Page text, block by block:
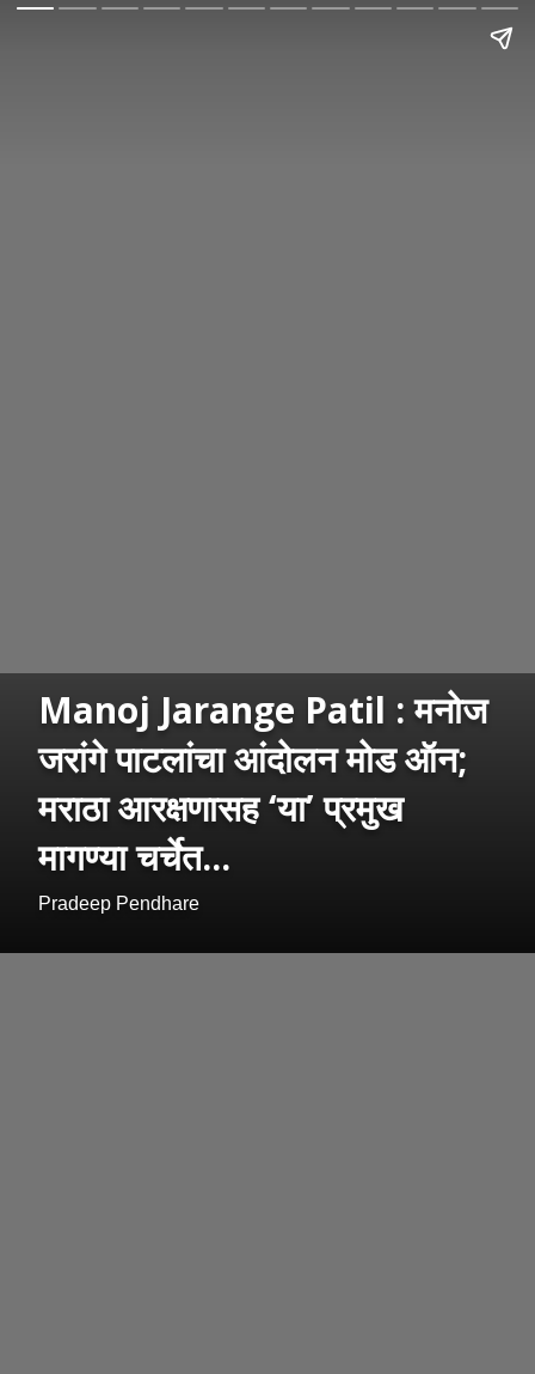
Manoj Jarange Patil : मनोज
जरांगे पाटलांचा आंदोलन मोड ऑन;
मराठा आरक्षणासह ‘या’ प्रमुख
मागण्या चर्चेत...
Pradeep Pendhare